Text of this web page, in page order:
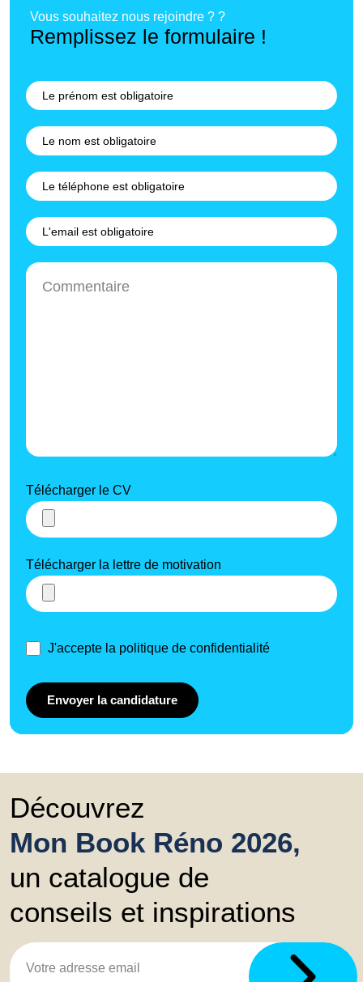
Vous souhaitez nous rejoindre ? ?
Remplissez le formulaire !
Télécharger le CV
Télécharger la lettre de motivation
J'accepte la politique de confidentialité
Envoyer la candidature
Découvrez
Mon Book Réno 2026,
un catalogue de
conseils et inspirations